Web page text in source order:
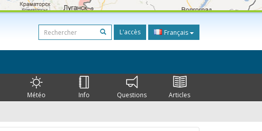
L'accès Français
Météo Info Questions Articles